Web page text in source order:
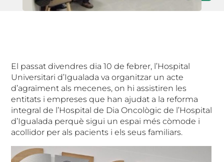
El passat divendres dia 10 de febrer, l’Hospital
Universitari d’Igualada va organitzar un acte
d’agraïment als mecenes, on hi assistiren les
entitats i empreses que han ajudat a la reforma
integral de l’Hospital de Dia Oncològic de l’Hospital
d’Igualada perquè sigui un espai més còmode i
acollidor per als pacients i els seus familiars.